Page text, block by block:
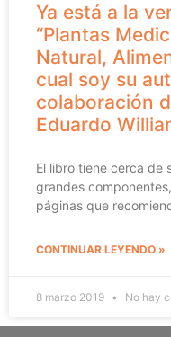
Ya está a la
“Plantas
Natural,
cual soy su
colaboración
Eduardo
El libro tiene cerca de
grandes
páginas que
CONTINUAR LEYENDO »
8 marzo 2019 No hay